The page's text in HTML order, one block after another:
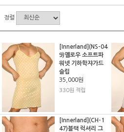
정렬
[Innerland](NS-04
9)옐로우 소프트파
워넷 기하학쟈가드
슬립
35,000원
330원 적립
[Innerland](CH-1
47)블랙 럭셔리 그